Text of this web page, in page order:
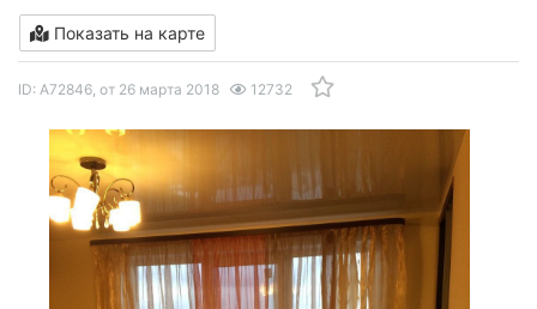
Показать на карте
ID: А72846, от 26 марта 2018 12732